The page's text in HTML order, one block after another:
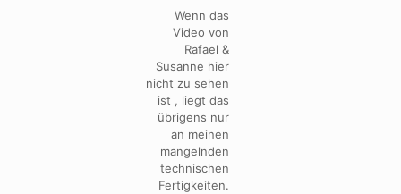
Wenn das
Video von
Rafael &
Susanne hier
nicht zu sehen
ist , liegt das
übrigens nur
an meinen
mangelnden
technischen
Fertigkeiten.